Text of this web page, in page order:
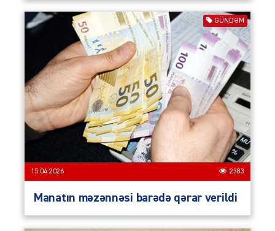
GÜNDƏM
15.04.2026 2383
Manatın məzənnəsi barədə qərar verildi